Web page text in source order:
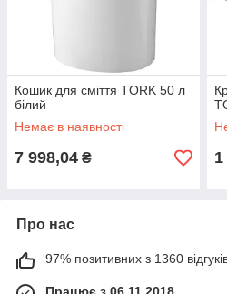
Кошик для сміття TORK 50 л
білий
Немає в наявності
7 998,04 ₴
Про нас
97% позитивних з 1360